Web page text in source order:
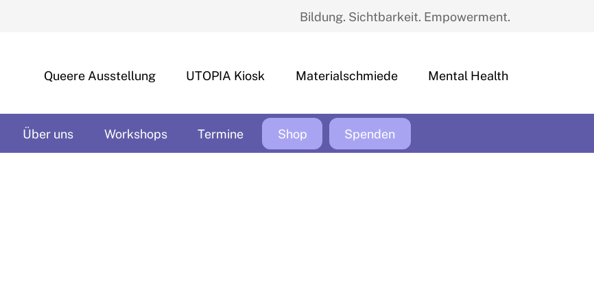
Bildung. Sichtbarkeit. Empowerment.
Queere Ausstellung UTOPIA Kiosk Materialschmiede Mental Health
Über uns Workshops Termine Shop Spenden